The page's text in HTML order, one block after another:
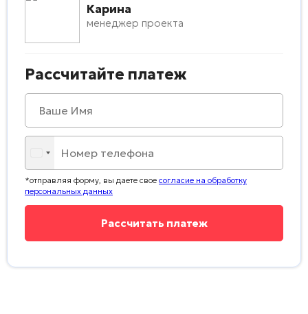
Карина
менеджер проекта
Рассчитайте платеж
*отправляя форму, вы даете свое согласие на обработку
персональных данных